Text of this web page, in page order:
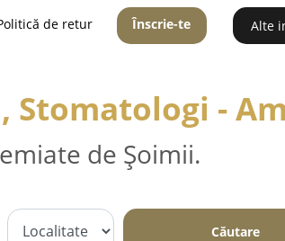
de retur Înscrie-te Alte
-
de Șoimii.
Căutare